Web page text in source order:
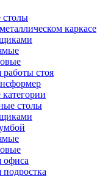
каркасе
работы стоя
категории
столы
офиса
подростка